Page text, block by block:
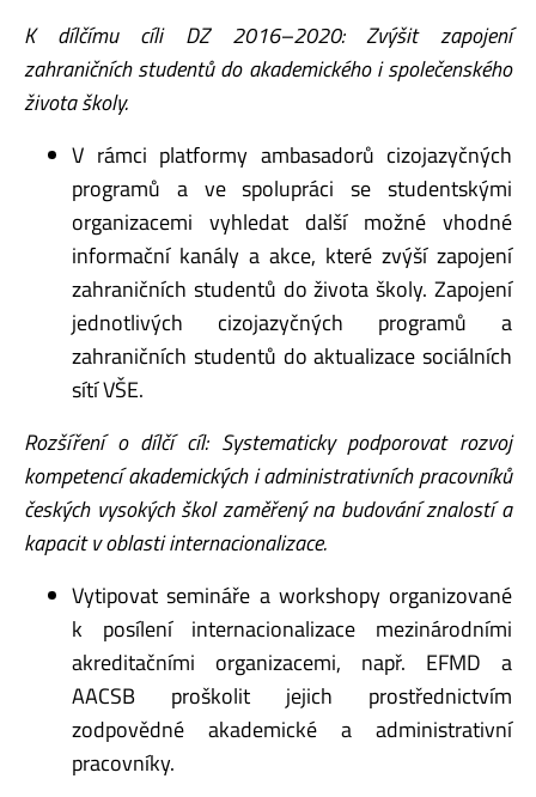
K dílčímu cíli DZ 2016–2020: Zvýšit zapojení
zahraničních studentů do akademického i společenského
života školy.
V rámci platformy ambasadorů cizojazyčných
programů a ve spolupráci se studentskými
organizacemi vyhledat další možné vhodné
informační kanály a akce, které zvýší zapojení
zahraničních studentů do života školy. Zapojení
jednotlivých cizojazyčných programů a
zahraničních studentů do aktualizace sociálních
sítí VŠE.
Rozšíření o dílčí cíl: Systematicky podporovat rozvoj
kompetencí akademických i administrativních pracovníků
českých vysokých škol zaměřený na budování znalostí a
kapacit v oblasti internacionalizace.
Vytipovat semináře a workshopy organizované
k posílení internacionalizace mezinárodními
akreditačními organizacemi, např. EFMD a
AACSB proškolit jejich prostřednictvím
zodpovědné akademické a administrativní
pracovníky.